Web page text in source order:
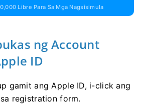
Libre Para Sa Mga Nagsisimula
ng Account
ID
gamit ang Apple ID, i-click ang
registration form.